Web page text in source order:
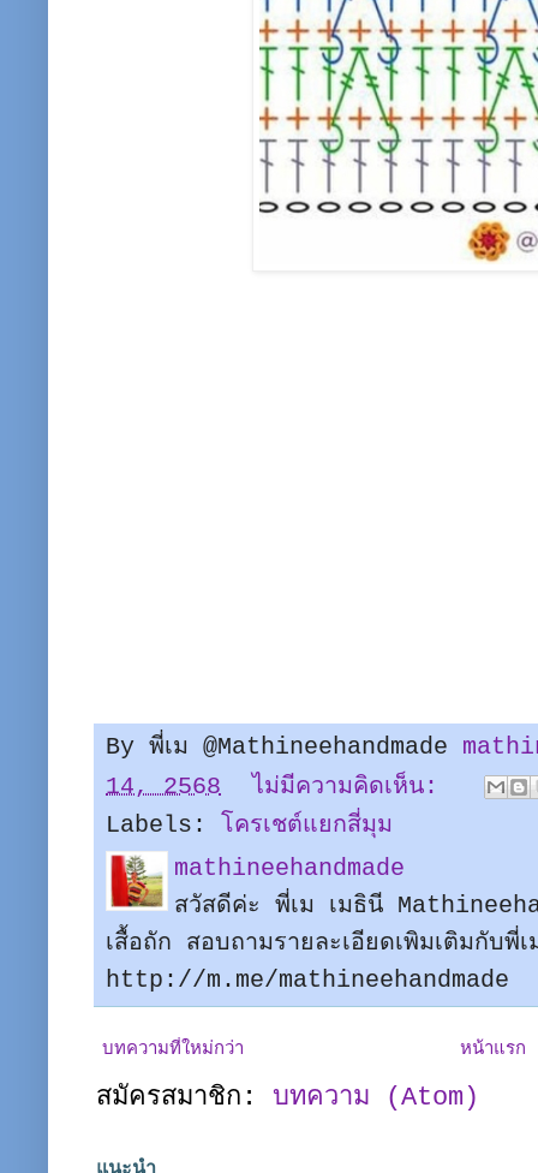
By พี่เม @Mathineehandmade
14, 2568
ไม่มีความคิดเห็น:
Labels:
โครเชต์แยกสี่มุม
mathineehandmade
สวัสดีค่ะ พี่เม เมธินี
เสื้อถัก สอบถามรายละเอียดเพิมเติมกับ
http://m.me/mathineehandmade
บทความที่ใหม่กว่า หน้าแรก
สมัครสมาชิก: บทความ (Atom)